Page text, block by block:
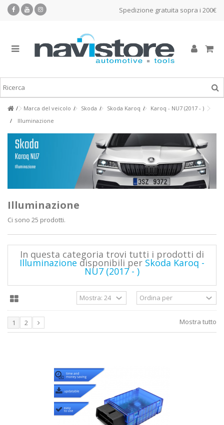
Spedizione gratuita sopra i 200€
Marca del veicolo Skoda Skoda Karoq
Karoq - NU7 (2017 - )
Illuminazione
Illuminazione
Ci sono 25 prodotti.
In questa categoria trovi tutti i prodotti di
Illuminazione disponibili per Skoda Karoq -
NU7 (2017 - )
Mostra tutto
1 2